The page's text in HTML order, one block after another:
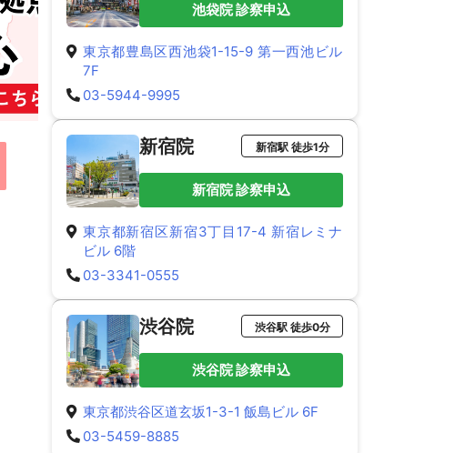
池袋院 診察申込
東京都豊島区西池袋1-15-9 第一西池ビル
7F
03-5944-9995
新宿院 新宿駅 徒歩1分
新宿院 診察申込
東京都新宿区新宿3丁目17-4 新宿レミナ
ビル 6階
03-3341-0555
渋谷院 渋谷駅 徒歩0分
渋谷院 診察申込
東京都渋谷区道玄坂1-3-1 飯島ビル 6F
03-5459-8885